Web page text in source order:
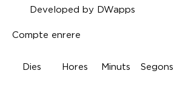
Segons
Minuts
Hores
Dies
Compte enrere
Developed by DWapps